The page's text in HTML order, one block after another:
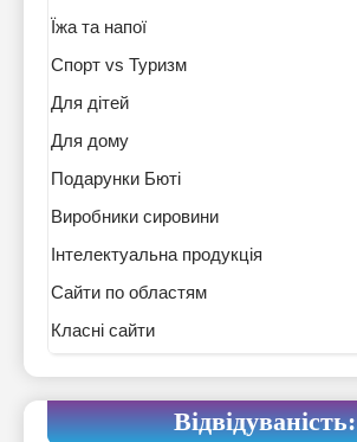
Їжа та напої
Спорт vs Туризм
Для дітей
Для дому
Подарунки Бюті
Виробники сировини
Інтелектуальна продукція
Сайти по областям
Класні сайти
Відвідуваність: